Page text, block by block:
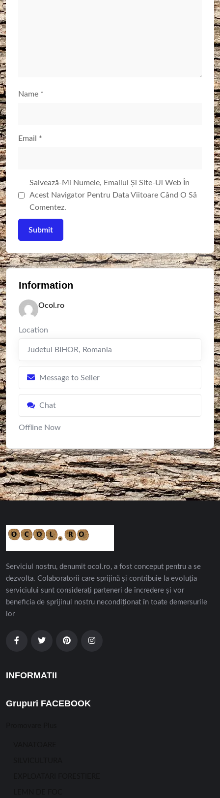
Name *
Email *
Salvează-Mi Numele, Emailul Și Site-Ul Web În
Acest Navigator Pentru Data Viitoare Când O Să
Comentez.
Information
Ocol.ro
Location
Judetul BIHOR, Romania
Message to Seller
Chat
Offline Now
Serviciul nostru, denumit ocol.ro, a fost conceput pentru a se
dezvolta. Colaboratorii care sprijină și contribuie la evoluția
serviciului sunt considerați parteneri de încredere și vor
beneficia de sprijinul nostru necondiționat în toate demersurile
lor
INFORMATII
Grupuri FACEBOOK